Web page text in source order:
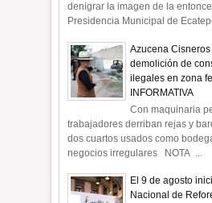
denigrar la imagen de la
Presidencia Municipal de
Azucena
demolición de
ilegales en zona
INFORMATIVA
Con maquinaria
trabajadores derriban rejas y
dos cuartos usados como
negocios irregulares NOTA ...
El 9 de agosto
Nacional de